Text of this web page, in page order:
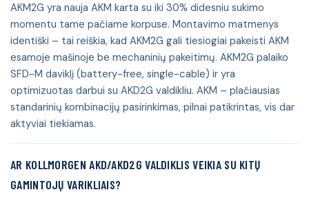
AKM2G yra nauja AKM karta su iki 30% didesniu sukimo
momentu tame pačiame korpuse. Montavimo matmenys
identiški – tai reiškia, kad AKM2G gali tiesiogiai pakeisti AKM
esamoje mašinoje be mechaninių pakeitimų. AKM2G palaiko
SFD-M daviklį (battery-free, single-cable) ir yra
optimizuotas darbui su AKD2G valdikliu. AKM – plačiausias
standarinių kombinacijų pasirinkimas, pilnai patikrintas, vis dar
aktyviai tiekiamas.
AR KOLLMORGEN AKD/AKD2G VALDIKLIS VEIKIA SU KITŲ
GAMINTOJŲ VARIKLIAIS?